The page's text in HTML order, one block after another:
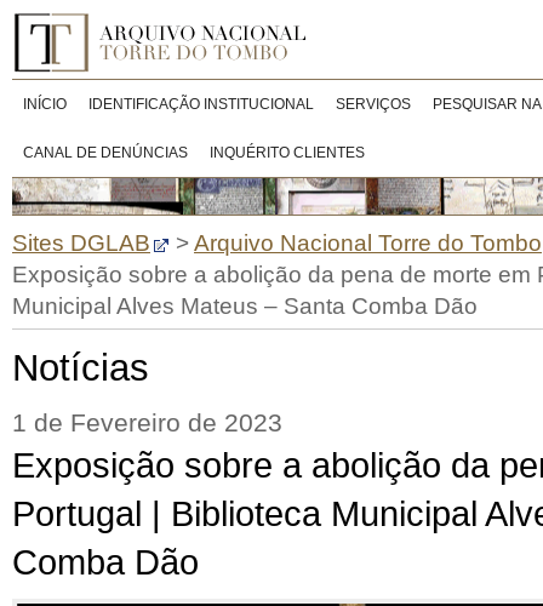
INÍCIO IDENTIFICAÇÃO INSTITUCIONAL SERVIÇOS PESQUISAR
CANAL DE DENÚNCIAS INQUÉRITO CLIENTES
Sites DGLAB >Arquivo Nacional Torre do Tombo
Exposição sobre a abolição da pena de morte em
Municipal Alves Mateus – Santa Comba Dão
Notícias
1 de Fevereiro de 2023
Exposição sobre a abolição da
Portugal | Biblioteca Municipal
Comba Dão